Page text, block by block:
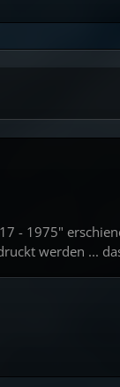
- 1975"
werden ...